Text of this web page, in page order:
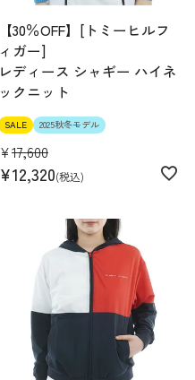
【30％OFF】[トミーヒルフ
ィガー]
レディース シャギー ハイネ
ックニット
SALE 2025秋冬モデル
¥17,600
¥12,320 税込